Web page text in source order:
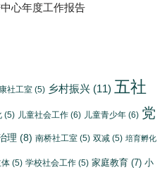
心年度工作报告
社工室 (5) 乡村振兴 (11) 五社
(5) 儿童社会工作 (6) 儿童青少年 (6) 党
理 (8) 南桥社工室 (5) 双减 (5) 培育孵化
体 (5) 学校社会工作 (5) 家庭教育 (7) 小